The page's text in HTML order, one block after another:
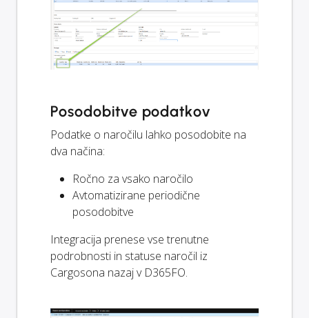
Posodobitve podatkov
Podatke o naročilu lahko posodobite na
dva načina:
Ročno za vsako naročilo
Avtomatizirane periodične
posodobitve
Integracija prenese vse trenutne
podrobnosti in statuse naročil iz
Cargosona nazaj v D365FO.